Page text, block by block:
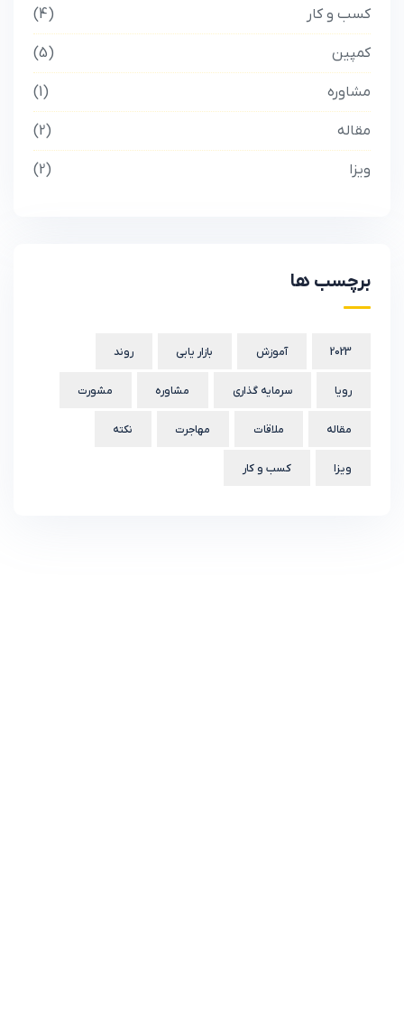
کسب و کار 4
کمپین 5
مشاوره 1
مقاله 2
ویزا 2
برچسب ها
2023 آموزش بازار یابی روند
رویا سرمایه گذاری مشاوره مشورت
مقاله ملاقات مهاجرت نکته
ویزا کسب و کار